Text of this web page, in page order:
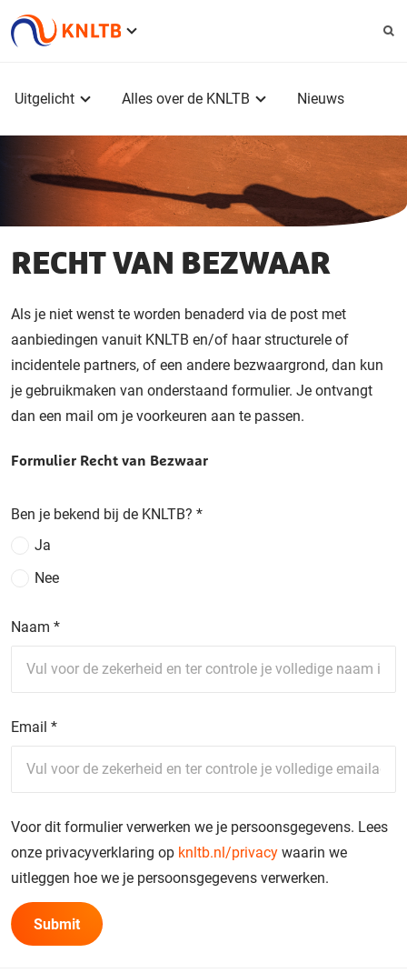
Uitgelicht Alles over de KNLTB Nieuws
RECHT VAN BEZWAAR
Als je niet wenst te worden benaderd via de post met
aanbiedingen vanuit KNLTB en/of haar structurele of
incidentele partners, of een andere bezwaargrond, dan kun
je gebruikmaken van onderstaand formulier. Je ontvangt
dan een mail om je voorkeuren aan te passen.
Formulier Recht van Bezwaar
Ben je bekend bij de KNLTB? *
Ja
Nee
Naam *
Email *
Voor dit formulier verwerken we je persoonsgegevens. Lees
onze privacyverklaring op knltb.nl/privacy waarin we
uitleggen hoe we je persoonsgegevens verwerken.